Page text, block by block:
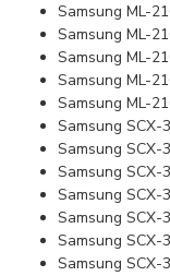
Samsung ML-
Samsung ML-
Samsung ML-
Samsung ML-
Samsung ML-
Samsung SCX-
Samsung SCX-
Samsung SCX-
Samsung SCX-
Samsung SCX-
Samsung SCX-
Samsung SCX-